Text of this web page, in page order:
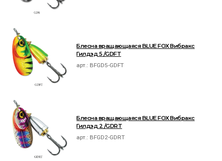
Блесна вращающаяся BLUE FOX Вибракс
Гилдэд 5 /GDFT
арт.: BFGD5-GDFT
Блесна вращающаяся BLUE FOX Вибракс
Гилдэд 2 /GDRT
арт.: BFGD2-GDRT